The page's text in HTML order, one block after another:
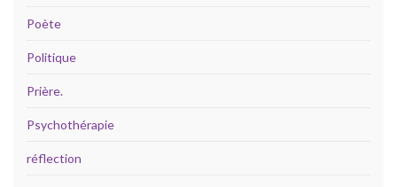
Poète
Politique
Prière.
Psychothérapie
réflection